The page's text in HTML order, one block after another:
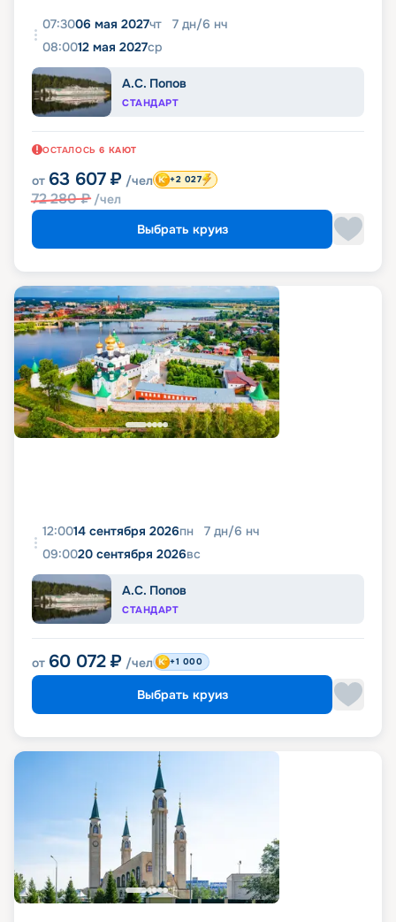
07:3006 мая 2027чт 7 дн/6 нч
08:0012 мая 2027ср
А.С. Попов
СТАНДАРТ
ОСТАЛОСЬ 6 КАЮТ
от 63 607 ₽ /чел
72 280₽ /чел
+2 027
Выбрать круиз
12:0014 сентября 2026пн 7 дн/6 нч
09:0020 сентября 2026вс
А.С. Попов
СТАНДАРТ
от 60 072 ₽ /чел +1 000
Выбрать круиз